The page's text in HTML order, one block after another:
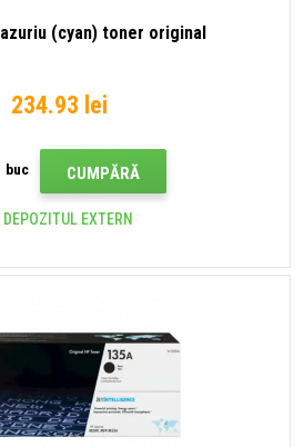
azuriu (cyan) toner original
234.93 lei
buc CUMPĂRĂ
DEPOZITUL EXTERN